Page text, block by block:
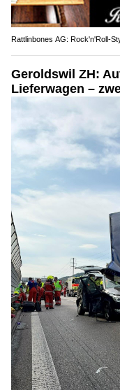
Rattlinbones AG: Rock'n'Roll-
Geroldswil ZH:
Lieferwagen –